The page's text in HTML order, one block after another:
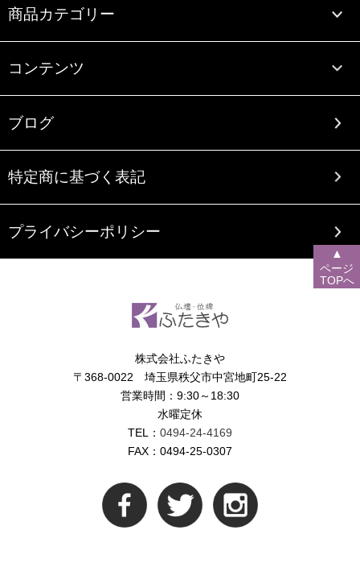
商品カテゴリー
コンテンツ
ブログ
特定商に基づく表記
プライバシーポリシー
株式会社ふたきや
〒368-0022 埼玉県秩父市中宮地町25-22
営業時間：9:30～18:30
水曜定休
TEL： 0494-24-4169
FAX：0494-25-0307
▲
ページ
TOPへ